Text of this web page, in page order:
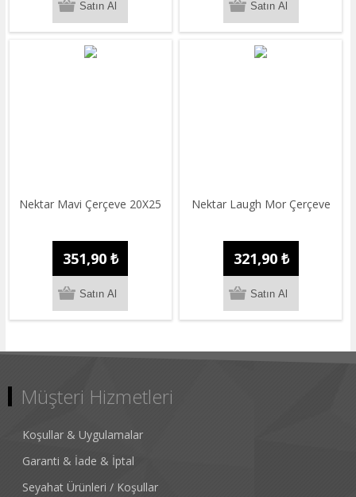
Nektar Mavi Çerçeve 20X25
351,90 ₺
Nektar Laugh Mor Çerçeve
321,90 ₺
Müşteri Hizmetleri
Koşullar & Uygulamalar
Garanti & İade & İptal
Seyahat Ürünleri / Koşullar